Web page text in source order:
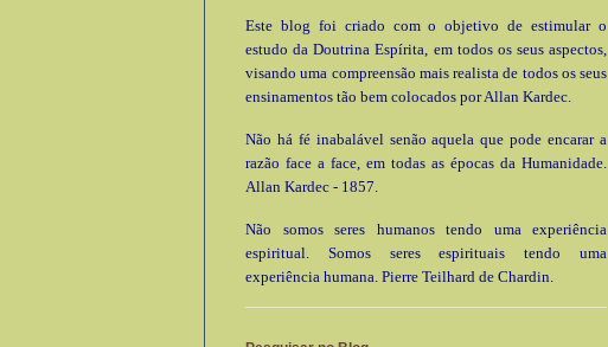
Este blog foi criado com o objetivo de estimular o
estudo da Doutrina Espírita, em todos os seus aspectos,
visando uma compreensão mais realista de todos os seus
ensinamentos tão bem colocados por Allan Kardec.
Não há fé inabalável senão aquela que pode encarar a
razão face a face, em todas as épocas da Humanidade.
Allan Kardec - 1857.
Não somos seres humanos tendo uma experiência
espiritual. Somos seres espirituais tendo uma
experiência humana. Pierre Teilhard de Chardin.